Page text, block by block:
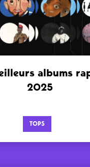
albums
2025
TOPS